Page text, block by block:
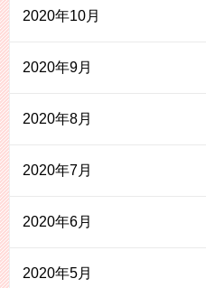
2020年10月
2020年9月
2020年8月
2020年7月
2020年6月
2020年5月